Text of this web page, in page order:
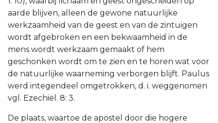
aarde blijven, alleen de gewone natuurlijke
werkzaamheid van de geest en van de zintuigen
wordt afgebroken en een bekwaamheid in de
mens wordt werkzaam gemaakt of hem
geschonken wordt om te zien en te horen wat voor
de natuurlijke waarneming verborgen blijft. Paulus
werd integendeel omgetrokken, d. i. weggenomen
vgl. Ezechiël. 8: 3.
De plaats, waartoe de apostel door die hogere